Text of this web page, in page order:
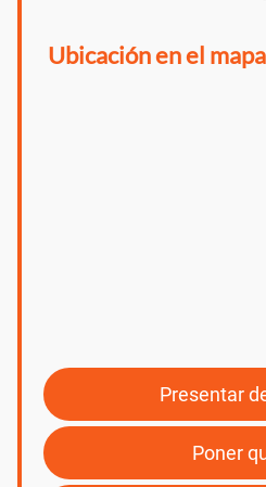
Ubicación en el
Presentar
Poner